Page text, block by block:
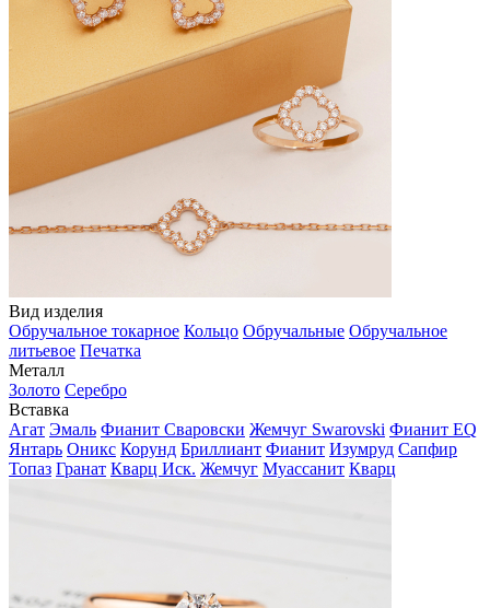
Вид изделия
Обручальное токарное Кольцо Обручальные Обручальное
литьевое Печатка
Металл
Золото Серебро
Вставка
Агат Эмаль Фианит Сваровски Жемчуг Swarovski Фианит EQ
Янтарь Оникс Корунд Бриллиант Фианит Изумруд Сапфир
Топаз Гранат Кварц Иск. Жемчуг Муассанит Кварц